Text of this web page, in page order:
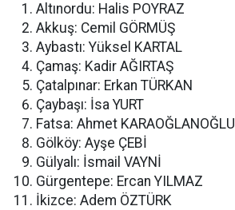
Altınordu: Halis POYRAZ
Akkuş: Cemil GÖRMÜŞ
Aybastı: Yüksel KARTAL
Çamaş: Kadir AĞIRTAŞ
Çatalpınar: Erkan TÜRKAN
Çaybaşı: İsa YURT
Fatsa: Ahmet KARAOĞLANOĞLU
Gölköy: Ayşe ÇEBİ
Gülyalı: İsmail VAYNİ
Gürgentepe: Ercan YILMAZ
İkizce: Adem ÖZTÜRK